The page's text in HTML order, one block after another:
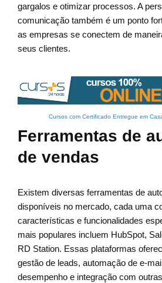
gargalos e otimizar processos. A
comunicação também é um ponto
as empresas se conectem de
seus clientes.
Cursos com Certificado Entregue em
Ferramentas de
de vendas
Existem diversas ferramentas de
disponíveis no mercado, cada uma
características e funcionalidades
mais populares incluem HubSpot,
RD Station. Essas plataformas
gestão de leads, automação de e-
desempenho e integração com